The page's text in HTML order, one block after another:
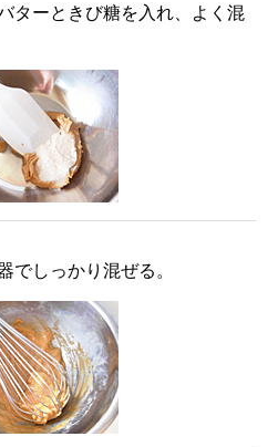
ターときび糖を入れ、よく混
でしっかり混ぜる。